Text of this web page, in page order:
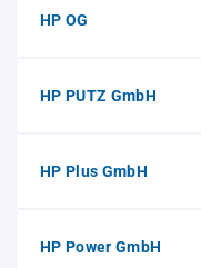
HP OG
HP PUTZ GmbH
HP Plus GmbH
HP Power GmbH